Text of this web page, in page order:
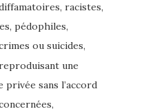
racistes,
pédophiles,
ou suicides,
une
privée sans l’accord